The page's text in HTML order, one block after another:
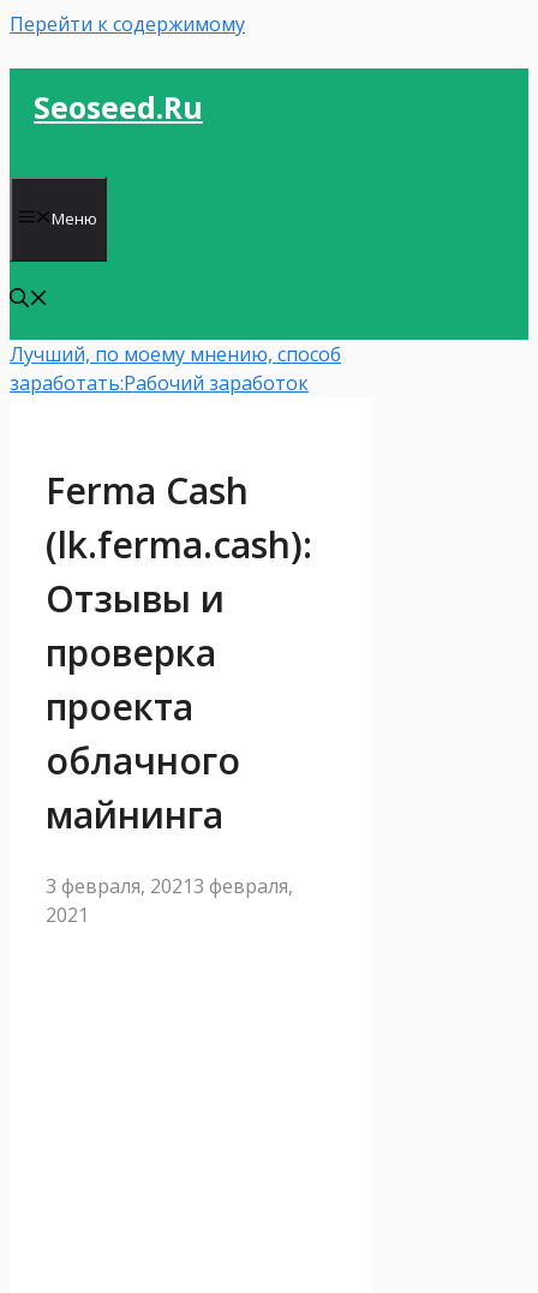
Перейти к содержимому
Seoseed.ru
Меню
Лучший, по моему мнению, способ
заработать:Рабочий заработок
Ferma Cash
(lk.ferma.cash):
Отзывы и
проверка
проекта
облачного
майнинга
3 февраля, 20213 февраля,
2021